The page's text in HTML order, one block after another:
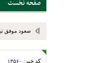
صفحه نخست
صعود موفق تیم
کد خبر: ۱۳۵۶۰